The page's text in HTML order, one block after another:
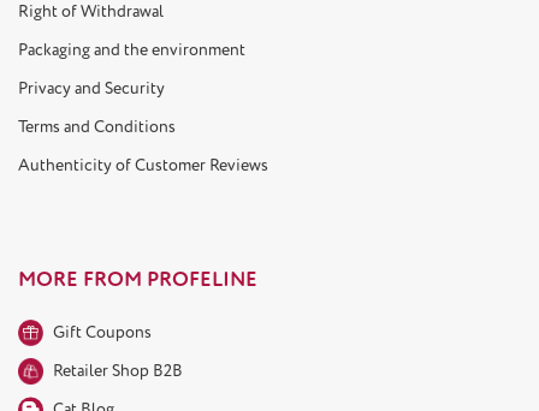
Right of Withdrawal
Packaging and the environment
Privacy and Security
Terms and Conditions
Authenticity of Customer Reviews
MORE FROM PROFELINE
Gift Coupons
Retailer Shop B2B